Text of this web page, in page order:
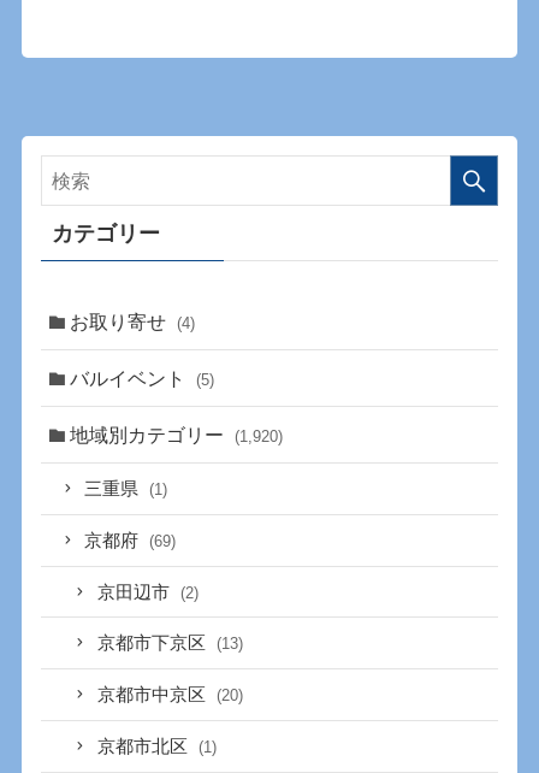
カテゴリー
お取り寄せ (4)
バルイベント (5)
地域別カテゴリー (1,920)
三重県 (1)
京都府 (69)
京田辺市 (2)
京都市下京区 (13)
京都市中京区 (20)
京都市北区 (1)